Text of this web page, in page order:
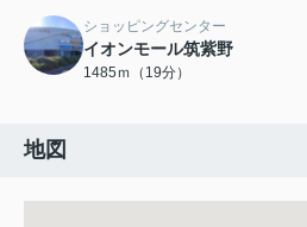
ショッピングセンター
イオンモール筑紫野
1485ｍ（19分）
地図